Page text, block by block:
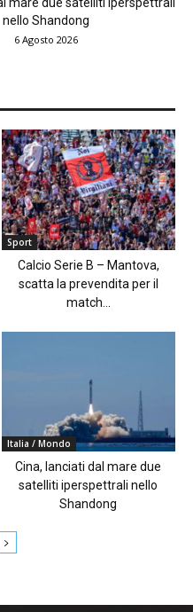
mare due satelliti iperspettrali
nello Shandong
6 Agosto 2026
Sport
Calcio Serie B – Mantova,
scatta la prevendita per il
match...
Italia / Mondo
Cina, lanciati dal mare due
satelliti iperspettrali nello
Shandong